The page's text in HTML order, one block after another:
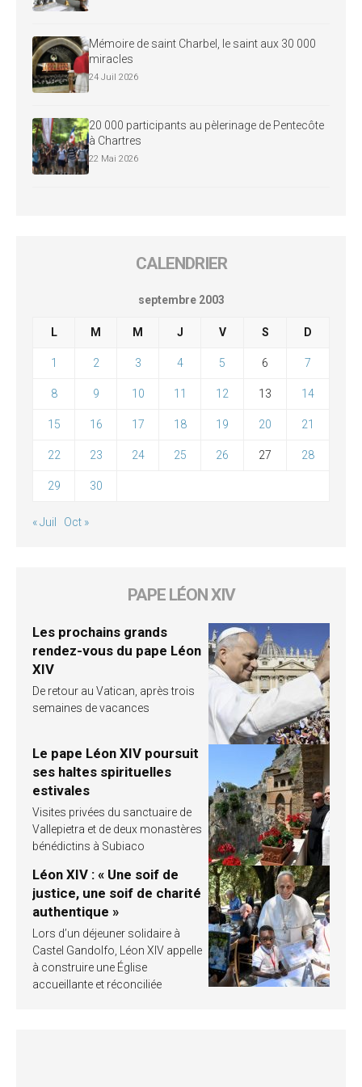
Mémoire de saint Charbel, le saint aux 30 000
miracles
24 Juil 2026
20 000 participants au pèlerinage de Pentecôte
à Chartres
22 Mai 2026
CALENDRIER
septembre 2003
L M M J V S D
1 2 3 4 5 6 7
8 9 10 11 12 13 14
15 16 17 18 19 20 21
22 23 24 25 26 27 28
29 30
« Juil Oct »
PAPE LÉON XIV
Les prochains grands
rendez-vous du pape Léon
XIV
De retour au Vatican, après trois
semaines de vacances
Le pape Léon XIV poursuit
ses haltes spirituelles
estivales
Visites privées du sanctuaire de
Vallepietra et de deux monastères
bénédictins à Subiaco
Léon XIV : « Une soif de
justice, une soif de charité
authentique »
Lors d’un déjeuner solidaire à
Castel Gandolfo, Léon XIV appelle
à construire une Église
accueillante et réconciliée